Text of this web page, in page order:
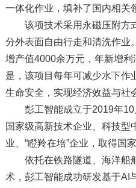
一体化作业，填补了国内相关
该项技术采用永磁压附方
分外表面自由行走和清洗作业
增产值4000余万元，年新增
是，该项目每年可减少水下作
生命安全，实现经济效益与社
彭工智能成立于2019年10
国家级高新技术企业、科技型
业、“瞪羚在培”企业，取得国
依托在铁路隧道、海洋船
术，彭工智能成功研发基于AI